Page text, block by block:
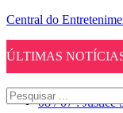
Central do
ÚLTIMAS
08 / 07 : Justice